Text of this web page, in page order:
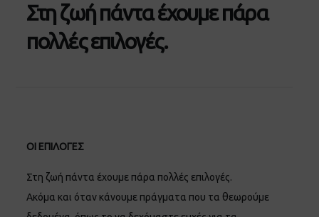
Στη ζωή πάντα έχουμε πάρα
πολλές επιλογές.
ΟΙ ΕΠΙΛΟΓΕΣ
Στη ζωή πάντα έχουμε πάρα πολλές επιλογές.
Ακόμα και όταν κάνουμε πράγματα που τα θεωρούμε